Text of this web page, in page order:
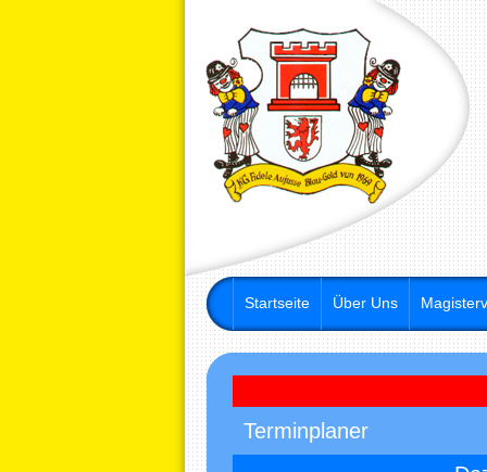
Startseite Über Uns
Terminplaner